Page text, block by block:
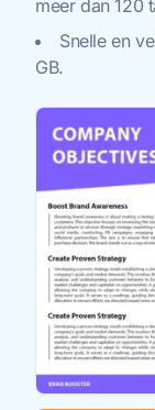
meer dan 120
Snelle en
GB.